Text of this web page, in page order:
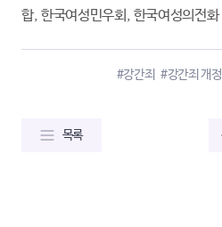
합, 한국여성민우회, 한국여성의전화
#강간죄 #강간죄 개정
목록